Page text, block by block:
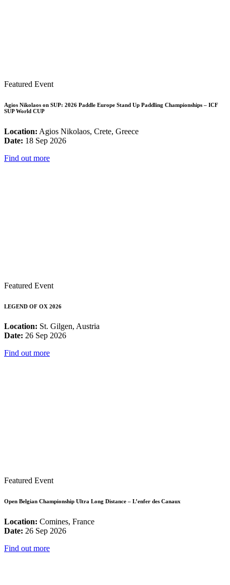
Featured Event
Agios Nikolaos on SUP: 2026 Paddle Europe Stand Up Paddling Championships – ICF
SUP World CUP
Location: Agios Nikolaos, Crete, Greece
Date: 18 Sep 2026
Find out more
Featured Event
LEGEND OF OX 2026
Location: St. Gilgen, Austria
Date: 26 Sep 2026
Find out more
Featured Event
Open Belgian Championship Ultra Long Distance – L’enfer des Canaux
Location: Comines, France
Date: 26 Sep 2026
Find out more